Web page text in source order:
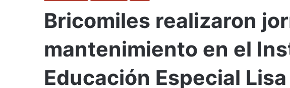
Bricomiles realizaron
mantenimiento en el
Educación Especial